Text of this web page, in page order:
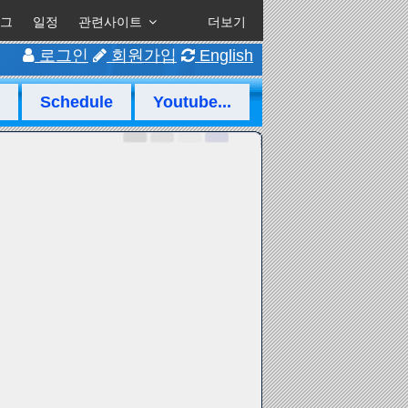
일정 관련사이트 더보기
로그인 회원가입 English
Schedule Youtube...